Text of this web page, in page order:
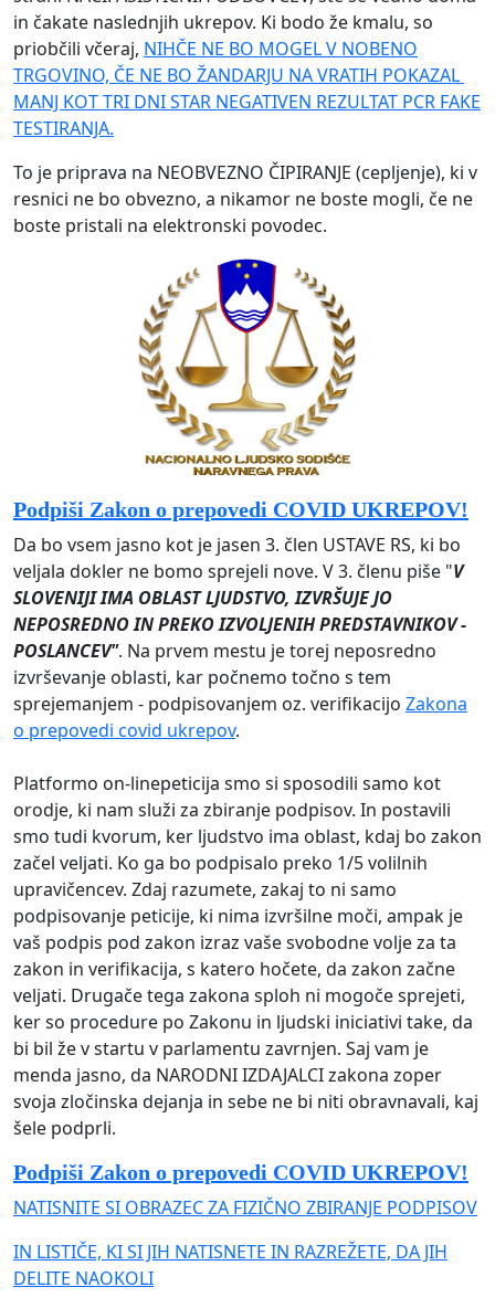
in čakate naslednjih ukrepov. Ki bodo že kmalu, so
priobčili včeraj, NIHČE NE BO MOGEL V NOBENO
TRGOVINO, ČE NE BO ŽANDARJU NA VRATIH POKAZAL
MANJ KOT TRI DNI STAR NEGATIVEN REZULTAT PCR FAKE
TESTIRANJA.
To je priprava na NEOBVEZNO ČIPIRANJE (cepljenje), ki v
resnici ne bo obvezno, a nikamor ne boste mogli, če ne
boste pristali na elektronski povodec.
Podpiši Zakon o prepovedi COVID UKREPOV!
Da bo vsem jasno kot je jasen 3. člen USTAVE RS, ki bo
veljala dokler ne bomo sprejeli nove. V 3. členu piše "V
SLOVENIJI IMA OBLAST LJUDSTVO, IZVRŠUJE JO
NEPOSREDNO IN PREKO IZVOLJENIH PREDSTAVNIKOV -
POSLANCEV". Na prvem mestu je torej neposredno
izvrševanje oblasti, kar počnemo točno s tem
sprejemanjem - podpisovanjem oz. verifikacijo Zakona
o prepovedi covid ukrepov.
Platformo on-linepeticija smo si sposodili samo kot
orodje, ki nam služi za zbiranje podpisov. In postavili
smo tudi kvorum, ker ljudstvo ima oblast, kdaj bo zakon
začel veljati. Ko ga bo podpisalo preko 1/5 volilnih
upravičencev. Zdaj razumete, zakaj to ni samo
podpisovanje peticije, ki nima izvršilne moči, ampak je
vaš podpis pod zakon izraz vaše svobodne volje za ta
zakon in verifikacija, s katero hočete, da zakon začne
veljati. Drugače tega zakona sploh ni mogoče sprejeti,
ker so procedure po Zakonu in ljudski iniciativi take, da
bi bil že v startu v parlamentu zavrnjen. Saj vam je
menda jasno, da NARODNI IZDAJALCI zakona zoper
svoja zločinska dejanja in sebe ne bi niti obravnavali, kaj
šele podprli.
Podpiši Zakon o prepovedi COVID UKREPOV!
NATISNITE SI OBRAZEC ZA FIZIČNO ZBIRANJE PODPISOV
IN LISTIČE, KI SI JIH NATISNETE IN RAZREŽETE, DA JIH
DELITE NAOKOLI